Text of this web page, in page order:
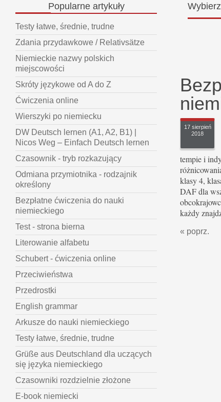
Wybierz
17 sierpień
2018
tempie i
klasy 4,
DAF dla
każdy
« poprz.
Popularneartykuły
Testy łatwe, średnie, trudne
Zdania przydawkowe / Relativsätze
Niemieckie nazwy polskich
miejscowości
Skróty językowe od A do Z
Ćwiczenia online
Wierszyki po niemiecku
DW Deutsch lernen (A1, A2, B1) |
Nicos Weg – Einfach Deutsch lernen
Czasownik - tryb rozkazujący
Odmiana przymiotnika - rodzajnik
określony
Bezpłatne ćwiczenia do nauki
niemieckiego
Test - strona bierna
Literowanie alfabetu
Schubert - ćwiczenia online
Przeciwieństwa
Przedrostki
English grammar
Arkusze do nauki niemieckiego
Testy łatwe, średnie, trudne
Grüße aus Deutschland dla uczących
się języka niemieckiego
Czasowniki rozdzielnie złożone
E-book niemiecki